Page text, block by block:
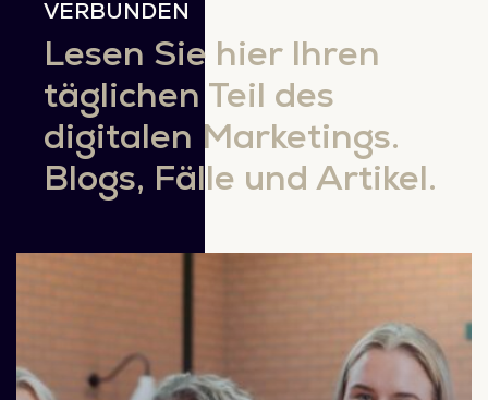
VERBUNDEN
Lesen Sie hier Ihren
täglichen Teil des
digitalen Marketings.
Blogs, Fälle und Artikel.